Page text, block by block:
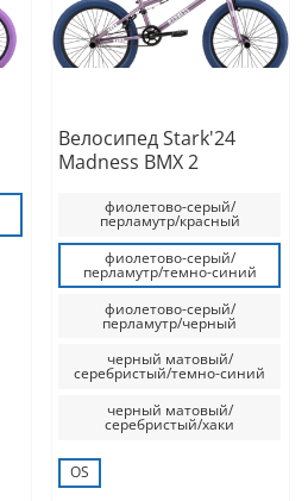
Велосипед Stark'24
Madness BMX 2
фиолетово-серый/
перламутр/красный
фиолетово-серый/
перламутр/темно-синий
фиолетово-серый/
перламутр/черный
черный матовый/
серебристый/темно-синий
черный матовый/
серебристый/хаки
OS